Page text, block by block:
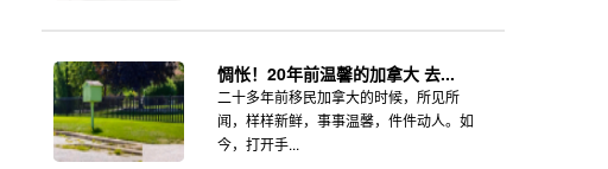
惆怅！20年前温馨的加拿大 去...
二十多年前移民加拿大的时候，所见所
闻，样样新鲜，事事温馨，件件动人。如
今，打开手...